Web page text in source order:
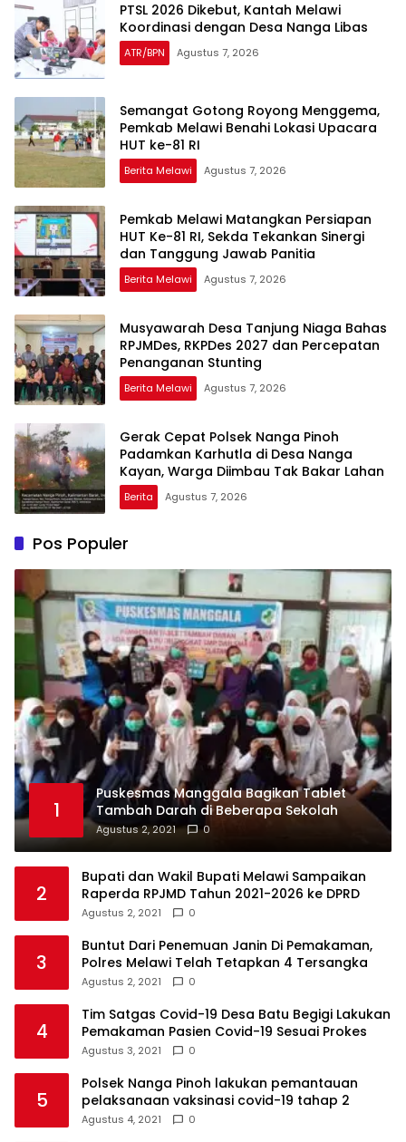
PTSL 2026 Dikebut, Kantah Melawi
Koordinasi dengan Desa Nanga Libas
ATR/BPN Agustus 7, 2026
Semangat Gotong Royong Menggema,
Pemkab Melawi Benahi Lokasi Upacara
HUT ke-81 RI
Berita Melawi Agustus 7, 2026
Pemkab Melawi Matangkan Persiapan
HUT Ke-81 RI, Sekda Tekankan Sinergi
dan Tanggung Jawab Panitia
Berita Melawi Agustus 7, 2026
Musyawarah Desa Tanjung Niaga Bahas
RPJMDes, RKPDes 2027 dan Percepatan
Penanganan Stunting
Berita Melawi Agustus 7, 2026
Gerak Cepat Polsek Nanga Pinoh
Padamkan Karhutla di Desa Nanga
Kayan, Warga Diimbau Tak Bakar Lahan
Berita Agustus 7, 2026
Pos Populer
1
Puskesmas Manggala Bagikan Tablet
Tambah Darah di Beberapa Sekolah
Agustus 2, 2021 0
2
Bupati dan Wakil Bupati Melawi Sampaikan
Raperda RPJMD Tahun 2021-2026 ke DPRD
Agustus 2, 2021 0
3
Buntut Dari Penemuan Janin Di Pemakaman,
Polres Melawi Telah Tetapkan 4 Tersangka
Agustus 2, 2021 0
4
Tim Satgas Covid-19 Desa Batu Begigi Lakukan
Pemakaman Pasien Covid-19 Sesuai Prokes
Agustus 3, 2021 0
5
Polsek Nanga Pinoh lakukan pemantauan
pelaksanaan vaksinasi covid-19 tahap 2
Agustus 4, 2021 0